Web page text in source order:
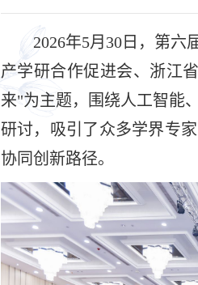
2026年5月30日，第
产学研合作促进会、浙江
来"为主题，围绕人工智能
研讨，吸引了众多学界专
协同创新路径。